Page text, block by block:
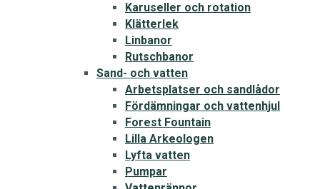
Karuseller och rotation
Klätterlek
Linbanor
Rutschbanor
Sand- och vatten
Arbetsplatser och sandlådor
Fördämningar och vattenhjul
Forest Fountain
Lilla Arkeologen
Lyfta vatten
Pumpar